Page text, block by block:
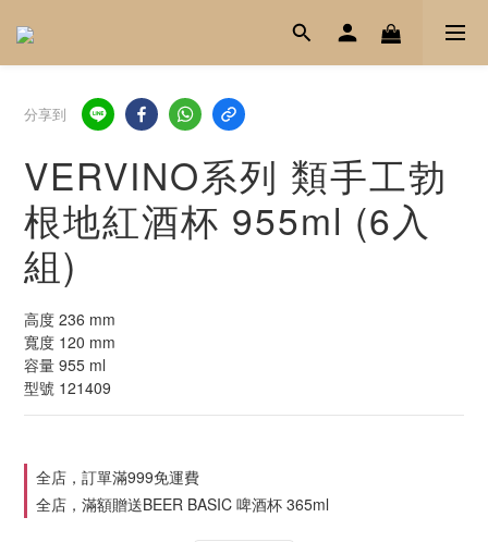
分享到
VERVINO系列 類手工勃
根地紅酒杯 955ml (6入
組)
高度 236 mm
寬度 120 mm
容量 955 ml
型號 121409
全店，訂單滿999免運費
全店，滿額贈送BEER BASIC 啤酒杯 365ml